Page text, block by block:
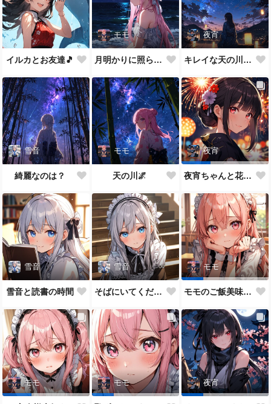
イルカとお友達🎵
モモ
月明かりに照らされて🎵
夜宵
キレイな天の川が一面に…
雪音
綺麗なのは？
モモ
天の川🌌
夜宵
夜宵ちゃんと花火大会
雪音
雪音と読書の時間
雪音
そばにいてください♥
モモ
モモのご飯美味しい？
モモ モモ 夜宵